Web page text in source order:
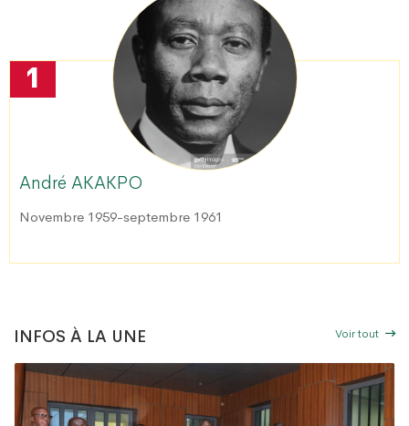
1
André AKAKPO
Novembre 1959-septembre 1961
INFOS À LA UNE Voir tout